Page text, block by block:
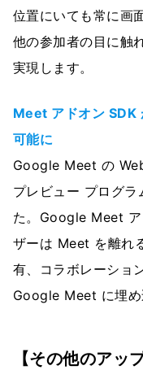
位置にいても常に画
他の参加者の目に触
実現します。
Meet アドオン SDK
可能に
Google Meet の
プレビュー プログラ
た。Google Meet ア
ザーは Meet を離れ
有、コラボレーショ
Google Meet に埋め
【その他のアッ